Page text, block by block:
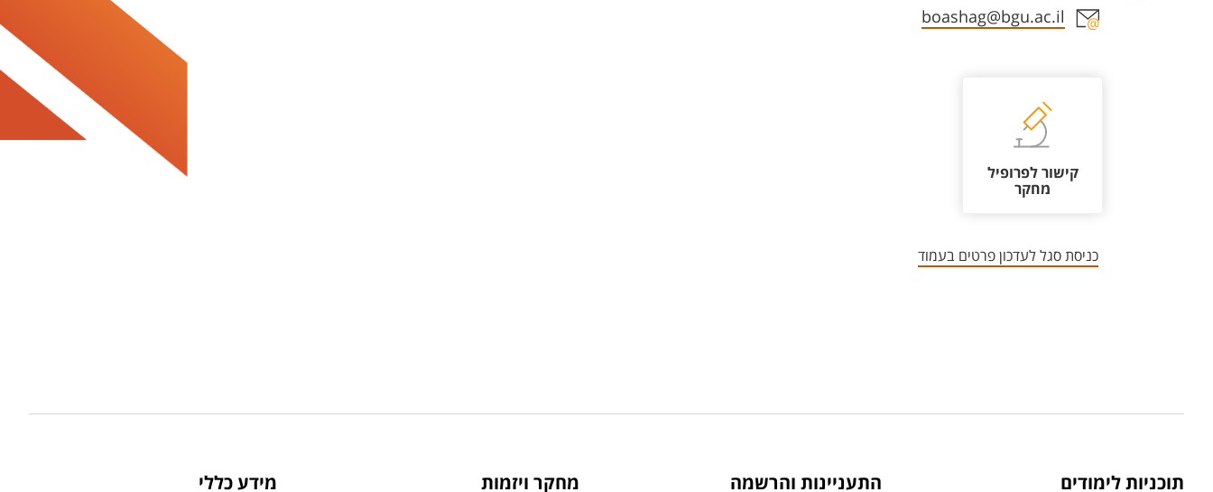
אזור צור קשר עם איש הסגל
boashag@bgu.ac.il
קישור לפרופיל
מחקר
כניסת סגל לעדכון פרטים בעמוד
תוכניות לימודים התעניינות והרשמה מחקר ויזמות מידע כללי